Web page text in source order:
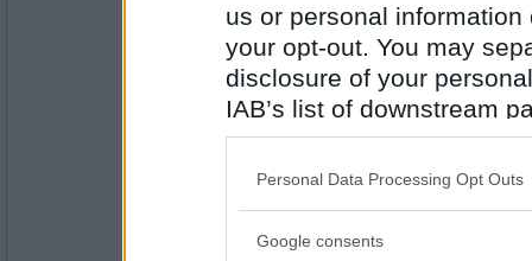
us or personal
your opt-out. You may
disclosure of your
IAB’s list of downstream
also be disclosed by us
Downstream Participants
Please note that this
Personal Data Processing Opt Outs
Google consents
Antal inlägg:
9654
Gå